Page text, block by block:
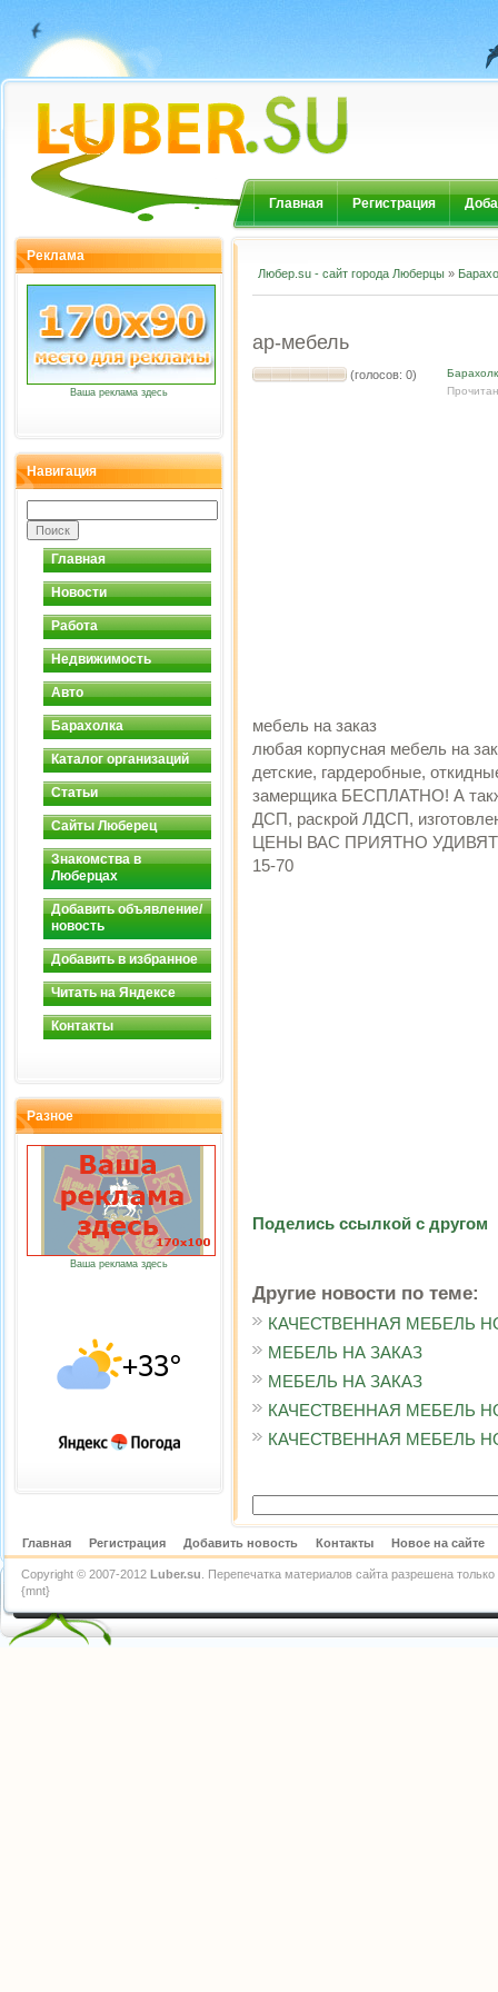
Главная Регистрация
Реклама
Ваша реклама здесь
Навигация
Главная
Новости
Работа
Недвижимость
Авто
Барахолка
Каталог организаций
Статьи
Сайты Люберец
Знакомства в
Люберцах
Добавить объявление/
новость
Добавить в избранное
Читать на Яндексе
Контакты
Разное
Ваша реклама здесь
Любер.su - сайт города Люберцы »
ар-мебель
(голосов: 0)
мебель на заказ
любая корпусная мебель на
детские, гардеробные,
замерщика БЕСПЛАТНО! А
ДCП, раскрой ЛДСП,
ЦЕНЫ ВАС ПРИЯТНО УДИВЯТ
15-70
Поделись ссылкой с другом
Другие новости по теме:
КАЧЕСТВЕННАЯ МЕБЕЛЬ
МЕБЕЛЬ НА ЗАКАЗ
МЕБЕЛЬ НА ЗАКАЗ
КАЧЕСТВЕННАЯ МЕБЕЛЬ
КАЧЕСТВЕННАЯ МЕБЕЛЬ
Главная Регистрация Добавить новость Контакты Новое на сайте
Copyright © 2007-2012 Luber.su . Перепечатка материалов сайта разрешена
{mnt}